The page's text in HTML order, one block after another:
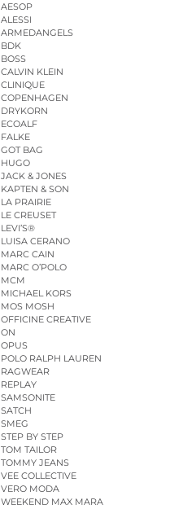
AESOP
ALESSI
ARMEDANGELS
BDK
BOSS
CALVIN KLEIN
CLINIQUE
COPENHAGEN
DRYKORN
ECOALF
FALKE
GOT BAG
HUGO
JACK & JONES
KAPTEN & SON
LA PRAIRIE
LE CREUSET
LEVI’S®
LUISA CERANO
MARC CAIN
MARC O’POLO
MCM
MICHAEL KORS
MOS MOSH
OFFICINE CREATIVE
ON
OPUS
POLO RALPH LAUREN
RAGWEAR
REPLAY
SAMSONITE
SATCH
SMEG
STEP BY STEP
TOM TAILOR
TOMMY JEANS
VEE COLLECTIVE
VERO MODA
WEEKEND MAX MARA